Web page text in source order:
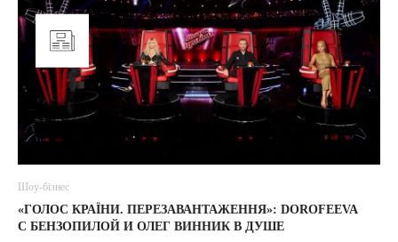
Шоу-бізнес
«ГОЛОС КРАЇНИ. ПЕРЕЗАВАНТАЖЕННЯ»: DOROFEEVA
С БЕНЗОПИЛОЙ И ОЛЕГ ВИННИК В ДУШЕ